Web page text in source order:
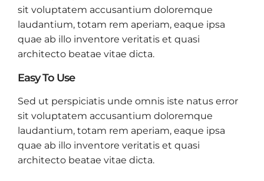
sit voluptatem accusantium doloremque
laudantium, totam rem aperiam, eaque ipsa
quae ab illo inventore veritatis et quasi
architecto beatae vitae dicta.
Easy To Use
Sed ut perspiciatis unde omnis iste natus error
sit voluptatem accusantium doloremque
laudantium, totam rem aperiam, eaque ipsa
quae ab illo inventore veritatis et quasi
architecto beatae vitae dicta.